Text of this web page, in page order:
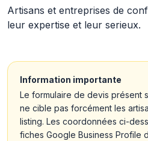
Artisans et entreprises de
leur expertise et leur serieux.
Information importante
Le formulaire de devis présent
ne cible pas forcément les
listing. Les coordonnées ci-
fiches Google Business Profile